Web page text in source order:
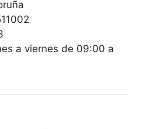
a viernes de 09:00 a